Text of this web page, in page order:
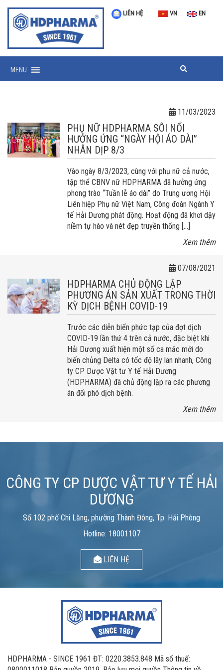
LIÊN HỆ VN EN
MENU
11/03/2023
PHỤ NỮ HDPHARMA SÔI NỔI
HƯỞNG ỨNG “NGÀY HỘI ÁO DÀI”
NHÂN DỊP 8/3
Vào ngày 8/3/2023, cùng với phụ nữ cả nước,
tập thể CBNV nữ HDPHARMA đã hưởng ứng
phong trào “Tuần lễ áo dài” do Trung ương Hội
Liên hiệp Phụ nữ Việt Nam, Công đoàn Ngành Y
tế Hải Dương phát động. Hoạt động đã khơi dậy
niềm tự hào và nét đẹp truyền thống […]
Xem thêm
07/08/2021
HDPHARMA CHỦ ĐỘNG LẬP
PHƯƠNG ÁN SẢN XUẤT TRONG THỜI
KỲ DỊCH BỆNH COVID-19
Trước các diễn biến phức tạp của đợt dịch
COVID-19 lần thứ 4 trên cả nước, đặc biệt khi
Hải Dương xuất hiện một số ca mắc mới do
biến chủng Delta có tốc độ lây lan nhanh, Công
ty CP Dược Vật tư Y tế Hải Dương
(HDPHARMA) đã chủ động lập ra các phương
án đối phó dịch bệnh.
Xem thêm
CÔNG TY CP DƯỢC VẬT TƯ Y TẾ HẢI
DƯƠNG
Số 102 phố Chi Lăng, phường Thành Đông, Tp. Hải Phòng
Hotline: 18001107
LIÊN HỆ
HDPHARMA - SINCE 1961 ĐT: 0220.3853.848 Mã số thuế: